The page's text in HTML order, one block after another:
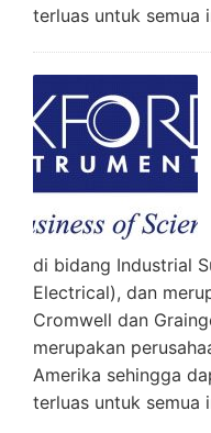
terluas untuk semua
di bidang Industrial
Electrical), dan
Cromwell dan
merupakan
Amerika sehingga
terluas untuk semua